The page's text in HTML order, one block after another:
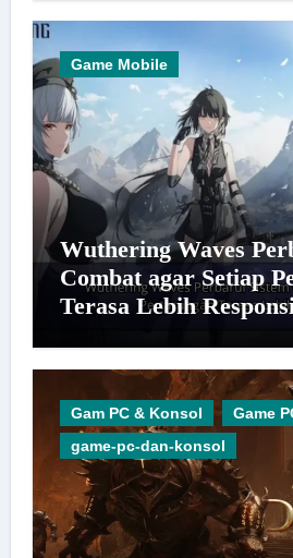
Game Mobile
Wuthering Waves
Combat agar Setiap
Terasa Lebih
Gam PC & Konsol
Game
game-pc-dan-konsol